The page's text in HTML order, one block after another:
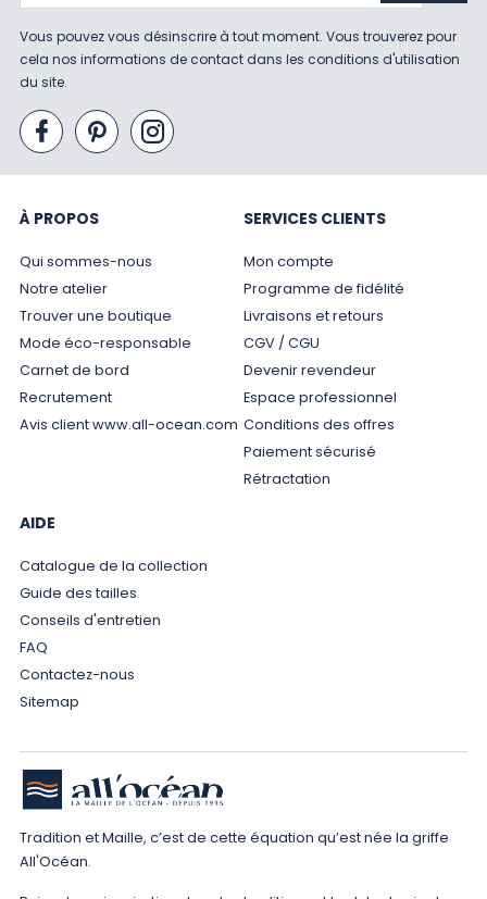
Vous pouvez vous désinscrire à tout moment. Vous trouverez pour
cela nos informations de contact dans les conditions d'utilisation
du site.
À PROPOS
Qui sommes-nous
Notre atelier
Trouver une boutique
Mode éco-responsable
Carnet de bord
Recrutement
Avis client www.all-ocean.com
SERVICES CLIENTS
Mon compte
Programme de fidélité
Livraisons et retours
CGV / CGU
Devenir revendeur
Espace professionnel
Conditions des offres
Paiement sécurisé
Rétractation
AIDE
Catalogue de la collection
Guide des tailles
Conseils d'entretien
FAQ
Contactez-nous
Sitemap
Tradition et Maille, c’est de cette équation qu’est née la griffe
All'Océan.